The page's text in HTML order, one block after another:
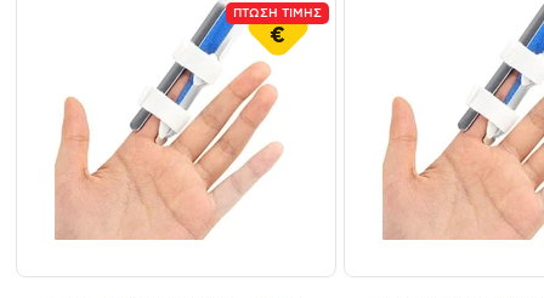
ΠΤΩΣΗ ΤΙΜΗΣ
€